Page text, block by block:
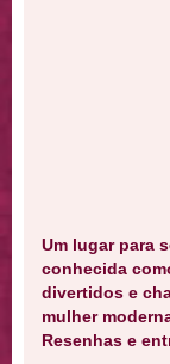
Um lugar para
conhecida
divertidos e
mulher
Resenhas e